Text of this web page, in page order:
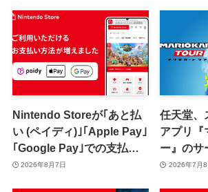
Nintendo Storeが｢あと払
い (ペイディ)｣｢Apple Pay｣
｢Google Pay｣での支払い
に対応
2026年8月7日
任天堂、
アプリ『
ー』のサ
で終了へ
2026年7月8